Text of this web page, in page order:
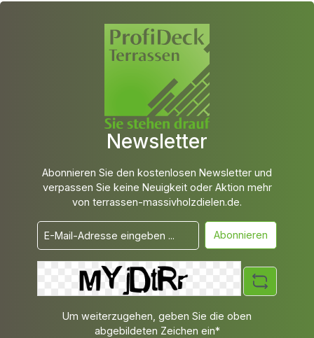
Newsletter
Abonnieren Sie den kostenlosen Newsletter und
verpassen Sie keine Neuigkeit oder Aktion mehr
von terrassen-massivholzdielen.de.
Abonnieren
Um weiterzugehen, geben Sie die oben
abgebildeten Zeichen ein*